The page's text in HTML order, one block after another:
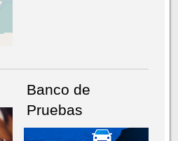
Banco de
Pruebas